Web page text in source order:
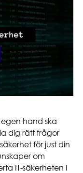
hand ska
dig rätt frågor
för just din
om
IT-säkerheten i